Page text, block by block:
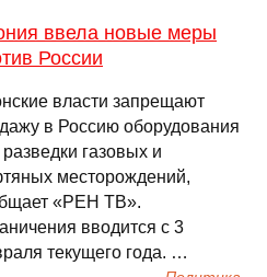
ввела новые меры
России
власти запрещают
в Россию оборудования
газовых и
месторождений,
«РЕН ТВ».
вводится с 3
текущего года. …